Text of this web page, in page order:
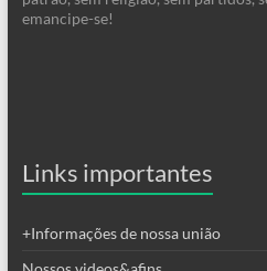
emancipe-se!
Links importantes
+Informações de nossa união